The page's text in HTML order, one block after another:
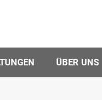
ÜBER UNS